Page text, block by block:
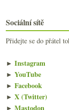
Sociální sítě
Přidejte se do přátel
► Instagram
► YouTube
► Facebook
► X (Twitter)
► Mastodon